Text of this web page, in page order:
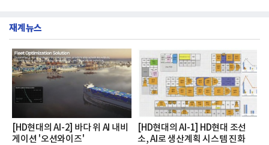
증을 한국백혈병
까지 수집된 소비자 빅데이터 3,702,555건을 분석한
터는 지난 4월(3,435,836건) 대비 7.76% 증가한 수
치다.연구소에 따르면 7월 생수 브랜드평판 순위는 삼
다수, 백산수, 동원샘물, 스파클, 아이시스, 에비앙,
몽베스트, 크리스탈, 풀무원샘물, 평창수, 지리산수,
진로 석수,
재계뉴스
[HD현대의 AI-2] 바다 위 AI 내비
게이션 '오션와이즈'
[HD현대의 AI-1] HD현대 조선
소, AI로 생산계획 시스템 진화